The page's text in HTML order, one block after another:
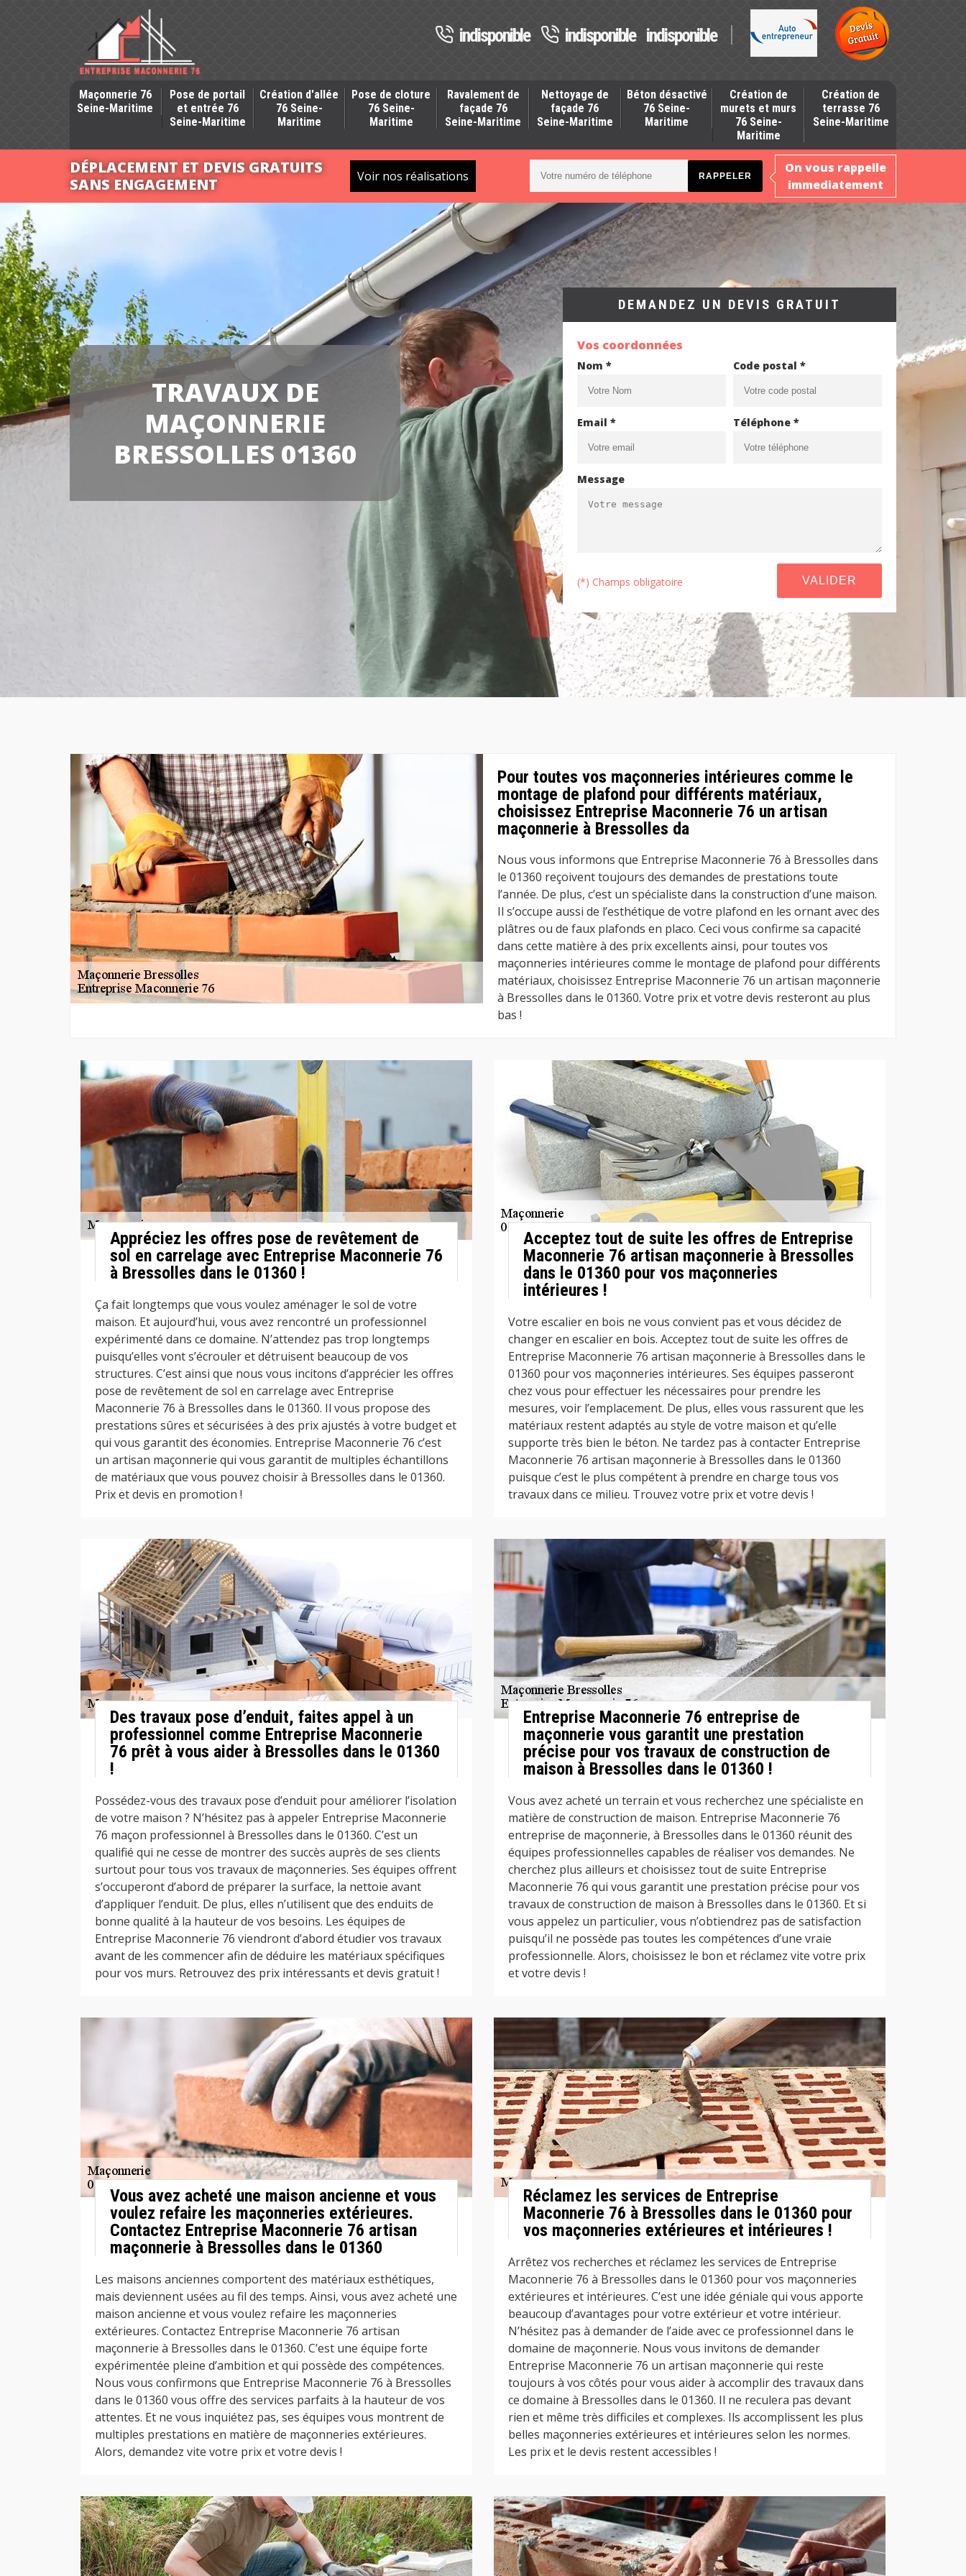
indisponible indisponible indisponible
Maçonnerie 76
Seine-Maritime
Pose de portail
et entrée 76
Seine-Maritime
Création d'allée
76 Seine-
Maritime
Pose de cloture
76 Seine-
Maritime
Ravalement de
façade 76
Seine-Maritime
Nettoyage de
façade 76
Seine-Maritime
Béton désactivé
76 Seine-
Maritime
Création de
murets et murs
76 Seine-
Maritime
Création de
terrasse 76
Seine-Maritime
DÉPLACEMENT ET DEVIS GRATUITS
SANS ENGAGEMENT
Voir nos réalisations
On vous rappelle
immediatement
TRAVAUX DE
MAÇONNERIE
BRESSOLLES 01360
DEMANDEZ UN DEVIS GRATUIT
Vos coordonnées
Nom * Code postal *
Email * Téléphone *
Message
(*) Champs obligatoire
Pour toutes vos maçonneries intérieures comme le
montage de plafond pour différents matériaux,
choisissez Entreprise Maconnerie 76 un artisan
maçonnerie à Bressolles da
Nous vous informons que Entreprise Maconnerie 76 à Bressolles dans
le 01360 reçoivent toujours des demandes de prestations toute
l’année. De plus, c’est un spécialiste dans la construction d’une maison.
Il s’occupe aussi de l’esthétique de votre plafond en les ornant avec des
plâtres ou de faux plafonds en placo. Ceci vous confirme sa capacité
dans cette matière à des prix excellents ainsi, pour toutes vos
maçonneries intérieures comme le montage de plafond pour différents
matériaux, choisissez Entreprise Maconnerie 76 un artisan maçonnerie
à Bressolles dans le 01360. Votre prix et votre devis resteront au plus
bas !
Appréciez les offres pose de revêtement de
sol en carrelage avec Entreprise Maconnerie 76
à Bressolles dans le 01360 !
Ça fait longtemps que vous voulez aménager le sol de votre
maison. Et aujourd’hui, vous avez rencontré un professionnel
expérimenté dans ce domaine. N’attendez pas trop longtemps
puisqu’elles vont s’écrouler et détruisent beaucoup de vos
structures. C’est ainsi que nous vous incitons d’apprécier les offres
pose de revêtement de sol en carrelage avec Entreprise
Maconnerie 76 à Bressolles dans le 01360. Il vous propose des
prestations sûres et sécurisées à des prix ajustés à votre budget et
qui vous garantit des économies. Entreprise Maconnerie 76 c’est
un artisan maçonnerie qui vous garantit de multiples échantillons
de matériaux que vous pouvez choisir à Bressolles dans le 01360.
Prix et devis en promotion !
Acceptez tout de suite les offres de Entreprise
Maconnerie 76 artisan maçonnerie à Bressolles
dans le 01360 pour vos maçonneries
intérieures !
Votre escalier en bois ne vous convient pas et vous décidez de
changer en escalier en bois. Acceptez tout de suite les offres de
Entreprise Maconnerie 76 artisan maçonnerie à Bressolles dans le
01360 pour vos maçonneries intérieures. Ses équipes passeront
chez vous pour effectuer les nécessaires pour prendre les
mesures, voir l’emplacement. De plus, elles vous rassurent que les
matériaux restent adaptés au style de votre maison et qu’elle
supporte très bien le béton. Ne tardez pas à contacter Entreprise
Maconnerie 76 artisan maçonnerie à Bressolles dans le 01360
puisque c’est le plus compétent à prendre en charge tous vos
travaux dans ce milieu. Trouvez votre prix et votre devis !
Des travaux pose d’enduit, faites appel à un
professionnel comme Entreprise Maconnerie
76 prêt à vous aider à Bressolles dans le 01360
!
Possédez-vous des travaux pose d’enduit pour améliorer l’isolation
de votre maison ? N’hésitez pas à appeler Entreprise Maconnerie
76 maçon professionnel à Bressolles dans le 01360. C’est un
qualifié qui ne cesse de montrer des succès auprès de ses clients
surtout pour tous vos travaux de maçonneries. Ses équipes offrent
s’occuperont d’abord de préparer la surface, la nettoie avant
d’appliquer l’enduit. De plus, elles n’utilisent que des enduits de
bonne qualité à la hauteur de vos besoins. Les équipes de
Entreprise Maconnerie 76 viendront d’abord étudier vos travaux
avant de les commencer afin de déduire les matériaux spécifiques
pour vos murs. Retrouvez des prix intéressants et devis gratuit !
Entreprise Maconnerie 76 entreprise de
maçonnerie vous garantit une prestation
précise pour vos travaux de construction de
maison à Bressolles dans le 01360 !
Vous avez acheté un terrain et vous recherchez une spécialiste en
matière de construction de maison. Entreprise Maconnerie 76
entreprise de maçonnerie, à Bressolles dans le 01360 réunit des
équipes professionnelles capables de réaliser vos demandes. Ne
cherchez plus ailleurs et choisissez tout de suite Entreprise
Maconnerie 76 qui vous garantit une prestation précise pour vos
travaux de construction de maison à Bressolles dans le 01360. Et si
vous appelez un particulier, vous n’obtiendrez pas de satisfaction
puisqu’il ne possède pas toutes les compétences d’une vraie
professionnelle. Alors, choisissez le bon et réclamez vite votre prix
et votre devis !
Vous avez acheté une maison ancienne et vous
voulez refaire les maçonneries extérieures.
Contactez Entreprise Maconnerie 76 artisan
maçonnerie à Bressolles dans le 01360
Les maisons anciennes comportent des matériaux esthétiques,
mais deviennent usées au fil des temps. Ainsi, vous avez acheté une
maison ancienne et vous voulez refaire les maçonneries
extérieures. Contactez Entreprise Maconnerie 76 artisan
maçonnerie à Bressolles dans le 01360. C’est une équipe forte
expérimentée pleine d’ambition et qui possède des compétences.
Nous vous confirmons que Entreprise Maconnerie 76 à Bressolles
dans le 01360 vous offre des services parfaits à la hauteur de vos
attentes. Et ne vous inquiétez pas, ses équipes vous montrent de
multiples prestations en matière de maçonneries extérieures.
Alors, demandez vite votre prix et votre devis !
Réclamez les services de Entreprise
Maconnerie 76 à Bressolles dans le 01360 pour
vos maçonneries extérieures et intérieures !
Arrêtez vos recherches et réclamez les services de Entreprise
Maconnerie 76 à Bressolles dans le 01360 pour vos maçonneries
extérieures et intérieures. C’est une idée géniale qui vous apporte
beaucoup d’avantages pour votre extérieur et votre intérieur.
N’hésitez pas à demander de l’aide avec ce professionnel dans le
domaine de maçonnerie. Nous vous invitons de demander
Entreprise Maconnerie 76 un artisan maçonnerie qui reste
toujours à vos côtés pour vous aider à accomplir des travaux dans
ce domaine à Bressolles dans le 01360. Il ne reculera pas devant
rien et même très difficiles et complexes. Ils accomplissent les plus
belles maçonneries extérieures et intérieures selon les normes.
Les prix et le devis restent accessibles !